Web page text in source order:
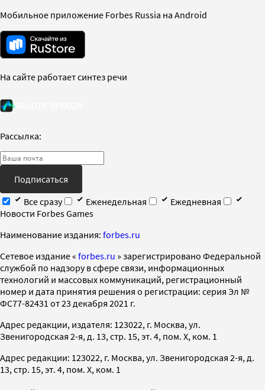
Мобильное приложение Forbes Russia на Android
На сайте работает синтез речи
Рассылка:
Подписаться
Все сразу
Еженедельная
Ежедневная
Новости Forbes Games
Наименование издания: forbes.ru
Cетевое издание « forbes.ru » зарегистрировано Федеральной
службой по надзору в сфере связи, информационных
технологий и массовых коммуникаций, регистрационный
номер и дата принятия решения о регистрации: серия Эл №
ФС77-82431 от 23 декабря 2021 г.
Адрес редакции, издателя: 123022, г. Москва, ул.
Звенигородская 2-я, д. 13, стр. 15, эт. 4, пом. X, ком. 1
Адрес редакции: 123022, г. Москва, ул. Звенигородская 2-я, д.
13, стр. 15, эт. 4, пом. X, ком. 1